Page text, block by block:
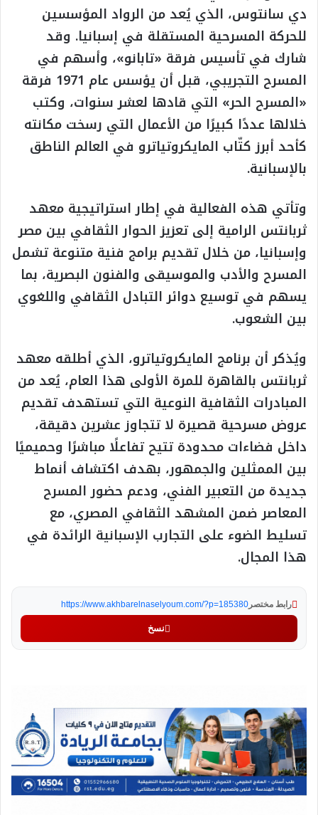
دي سانتوس، الذي يُعد من الرواد المؤسسين
للحركة المسرحية المستقلة في إسبانيا. وقد
شارك في تأسيس فرقة «تابانو»، وأسهم في
المسرح التجريبي، قبل أن يؤسس عام 1971 فرقة
«المسرح الحر» التي قادها لعشر سنوات، وكتب
خلالها عددًا كبيرًا من الأعمال التي رسخت مكانته
كأحد أبرز كتّاب المايكروتياترو في العالم الناطق
بالإسبانية.
وتأتي هذه الفعالية في إطار استراتيجية معهد
ثربانتس الرامية إلى تعزيز الحوار الثقافي بين مصر
وإسبانيا، من خلال تقديم برامج فنية متنوعة تشمل
المسرح والأدب والموسيقى والفنون البصرية، بما
يسهم في توسيع دوائر التبادل الثقافي واللغوي
بين الشعوب.
ويُذكر أن برنامج المايكروتياترو، الذي أطلقه معهد
ثربانتس بالقاهرة للمرة الأولى هذا العام، يُعد من
المبادرات الثقافية النوعية التي تستهدف تقديم
عروض مسرحية قصيرة لا تتجاوز عشرين دقيقة،
داخل فضاءات محدودة تتيح تفاعلًا مباشرًا وحميميًا
بين الممثلين والجمهور، بهدف اكتشاف أنماط
جديدة من التعبير الفني، ودعم حضور المسرح
المعاصر ضمن المشهد الثقافي المصري، مع
تسليط الضوء على التجارب الإسبانية الرائدة في
هذا المجال.
رابط مختصر https://www.akhbarelnaselyoum.com/?p=185380
نسخ